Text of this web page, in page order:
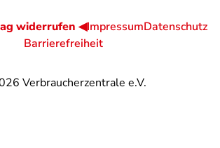
Verbraucherzentrale e.V.
widerrufen ◀ImpressumDatenschutz
Barrierefreiheit